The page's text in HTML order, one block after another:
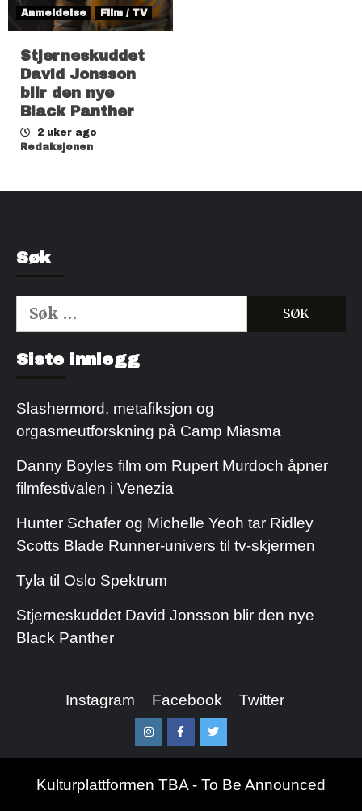
Anmeldelse Film / TV
Stjerneskuddet
David Jonsson
blir den nye
Black Panther
2 uker ago
Redaksjonen
Søk
Søk
etter:
Siste innlegg
Slashermord, metafiksjon og
orgasmeutforskning på Camp Miasma
Danny Boyles film om Rupert Murdoch åpner
filmfestivalen i Venezia
Hunter Schafer og Michelle Yeoh tar Ridley
Scotts Blade Runner-univers til tv-skjermen
Tyla til Oslo Spektrum
Stjerneskuddet David Jonsson blir den nye
Black Panther
Instagram Facebook Twitter
InstagramFacebookTwitter
Kulturplattformen TBA - To Be Announced